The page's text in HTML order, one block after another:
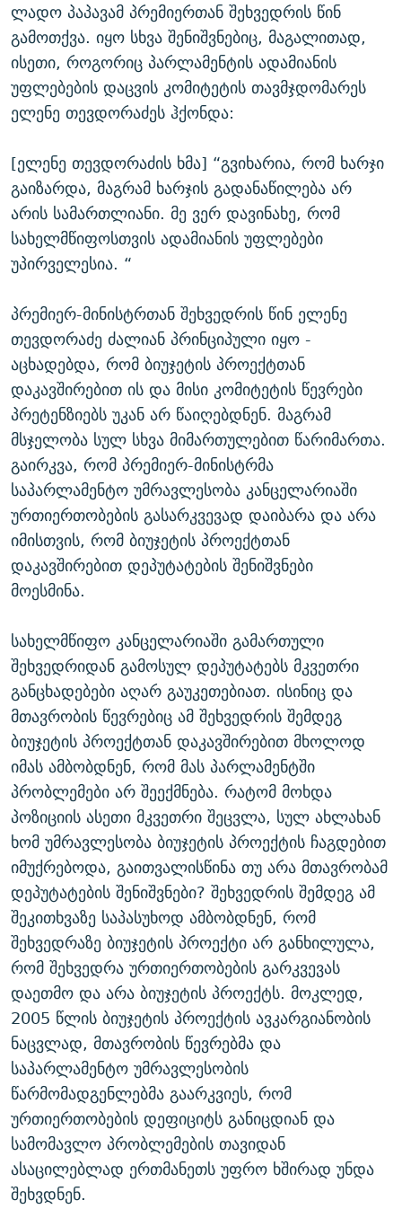
ლადო პაპავამ პრემიერთან შეხვედრის წინ
გამოთქვა. იყო სხვა შენიშვნებიც, მაგალითად,
ისეთი, როგორიც პარლამენტის ადამიანის
უფლებების დაცვის კომიტეტის თავმჯდომარეს
ელენე თევდორაძეს ჰქონდა:
[ელენე თევდორაძის ხმა] “გვიხარია, რომ ხარჯი
გაიზარდა, მაგრამ ხარჯის გადანაწილება არ
არის სამართლიანი. მე ვერ დავინახე, რომ
სახელმწიფოსთვის ადამიანის უფლებები
უპირველესია. “
პრემიერ-მინისტრთან შეხვედრის წინ ელენე
თევდორაძე ძალიან პრინციპული იყო -
აცხადებდა, რომ ბიუჯეტის პროექტთან
დაკავშირებით ის და მისი კომიტეტის წევრები
პრეტენზიებს უკან არ წაიღებდნენ. მაგრამ
მსჯელობა სულ სხვა მიმართულებით წარიმართა.
გაირკვა, რომ პრემიერ-მინისტრმა
საპარლამენტო უმრავლესობა კანცელარიაში
ურთიერთობების გასარკვევად დაიბარა და არა
იმისთვის, რომ ბიუჯეტის პროექტთან
დაკავშირებით დეპუტატების შენიშვნები
მოესმინა.
სახელმწიფო კანცელარიაში გამართული
შეხვედრიდან გამოსულ დეპუტატებს მკვეთრი
განცხადებები აღარ გაუკეთებიათ. ისინიც და
მთავრობის წევრებიც ამ შეხვედრის შემდეგ
ბიუჯეტის პროექტთან დაკავშირებით მხოლოდ
იმას ამბობდნენ, რომ მას პარლამენტში
პრობლემები არ შეექმნება. რატომ მოხდა
პოზიციის ასეთი მკვეთრი შეცვლა, სულ ახლახან
ხომ უმრავლესობა ბიუჯეტის პროექტის ჩაგდებით
იმუქრებოდა, გაითვალისწინა თუ არა მთავრობამ
დეპუტატების შენიშვნები? შეხვედრის შემდეგ ამ
შეკითხვაზე საპასუხოდ ამბობდნენ, რომ
შეხვედრაზე ბიუჯეტის პროექტი არ განხილულა,
რომ შეხვედრა ურთიერთობების გარკვევას
დაეთმო და არა ბიუჯეტის პროექტს. მოკლედ,
2005 წლის ბიუჯეტის პროექტის ავკარგიანობის
ნაცვლად, მთავრობის წევრებმა და
საპარლამენტო უმრავლესობის
წარმომადგენლებმა გაარკვიეს, რომ
ურთიერთობების დეფიციტს განიცდიან და
სამომავლო პრობლემების თავიდან
ასაცილებლად ერთმანეთს უფრო ხშირად უნდა
შეხვდნენ.